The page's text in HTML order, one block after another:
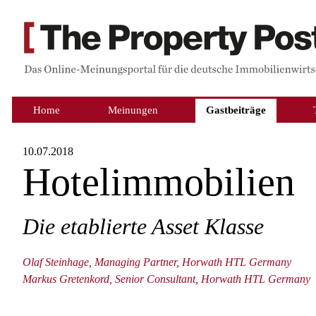
Home Meinungen Gastbeiträge
10.07.2018
Hotelimmobilien
Die etablierte Asset Klasse
Olaf Steinhage, Managing Partner, Horwath HTL Germany
Markus Gretenkord, Senior Consultant, Horwath HTL Germany